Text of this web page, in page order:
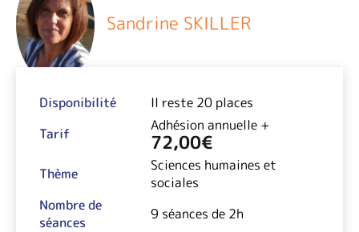
Sandrine SKILLER
Disponibilité
Il reste 20 places
Tarif
Adhésion annuelle +
72,00€
Thème
Sciences humaines et
sociales
Nombre de
séances
9 séances de 2h